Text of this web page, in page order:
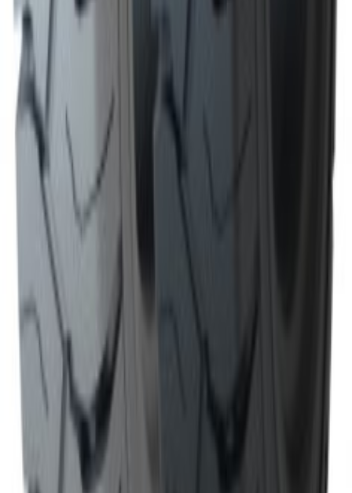
Preț
SOLIDEAL Anvelopa plina MAGNUM 300-15/8.00
Preț
În stoc
SOLIDEAL Anvelopa plina MAGNUM 28x9-
15/7.00
La cerere